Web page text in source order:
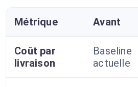
Métrique Avant
Coût par
livraison
Baseline
actuelle